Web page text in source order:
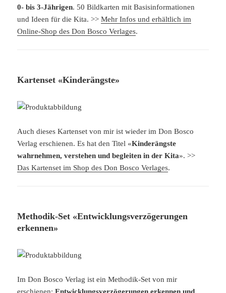
0- bis 3-Jährigen. 50 Bildkarten mit Basisinformationen
und Ideen für die Kita. >>Mehr Infos und erhältlich im
Online-Shop des Don Bosco Verlages.
Kartenset «Kinderängste»
Auch dieses Kartenset von mir ist wieder im Don Bosco
Verlag erschienen. Es hat den Titel «Kinderängste
wahrnehmen, verstehen und begleiten in der Kita». >>
Das Kartenset im Shop des Don Bosco Verlages.
Methodik-Set «Entwicklungsverzögerungen
erkennen»
Im Don Bosco Verlag ist ein Methodik-Set von mir